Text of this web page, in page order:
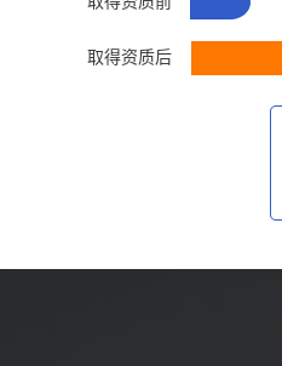
取得资质后